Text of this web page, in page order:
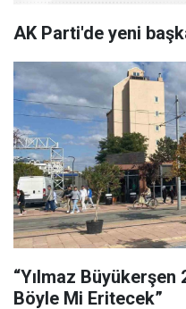
AK Parti'de yeni
“Yılmaz
Böyle Mi Eritecek”